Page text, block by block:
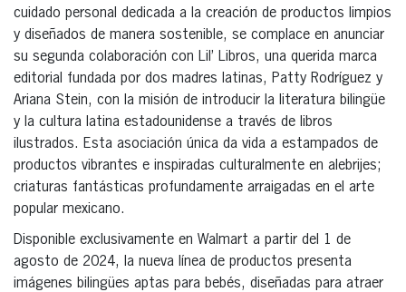
cuidado personal dedicada a la creación de productos limpios
y diseñados de manera sostenible, se complace en anunciar
su segunda colaboración con Lil’ Libros, una querida marca
editorial fundada por dos madres latinas, Patty Rodríguez y
Ariana Stein, con la misión de introducir la literatura bilingüe
y la cultura latina estadounidense a través de libros
ilustrados. Esta asociación única da vida a estampados de
productos vibrantes e inspiradas culturalmente en alebrijes;
criaturas fantásticas profundamente arraigadas en el arte
popular mexicano.
Disponible exclusivamente en Walmart a partir del 1 de
agosto de 2024, la nueva línea de productos presenta
imágenes bilingües aptas para bebés, diseñadas para atraer